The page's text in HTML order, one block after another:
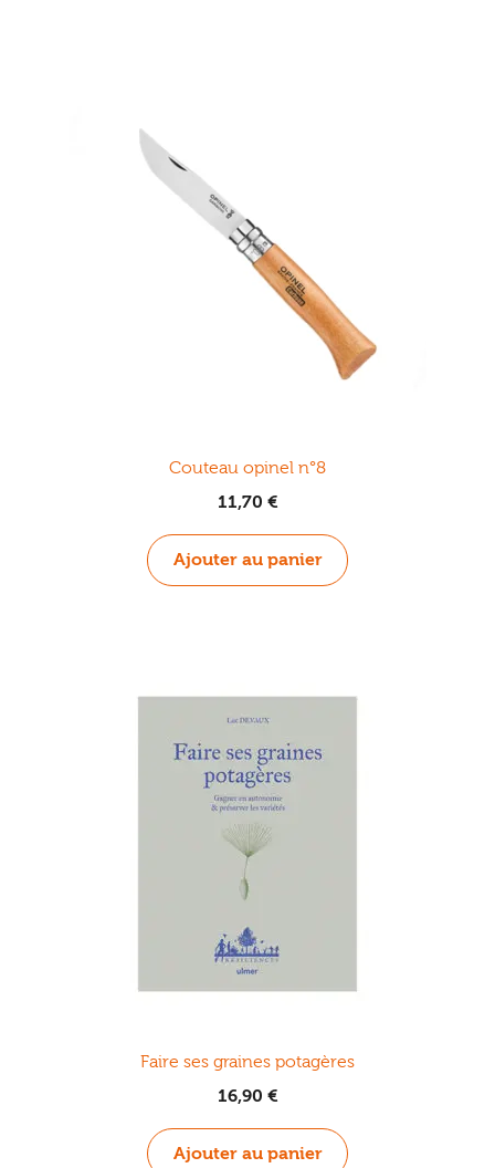
Couteau opinel n°8
11,70 €
Ajouter au panier
Faire ses graines potagères
16,90 €
Ajouter au panier